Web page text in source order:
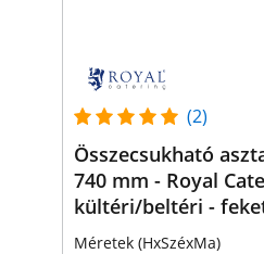
(2)
Összecsukható
740 mm - Royal
kültéri/beltéri -
Méretek (HxSzéxMa)